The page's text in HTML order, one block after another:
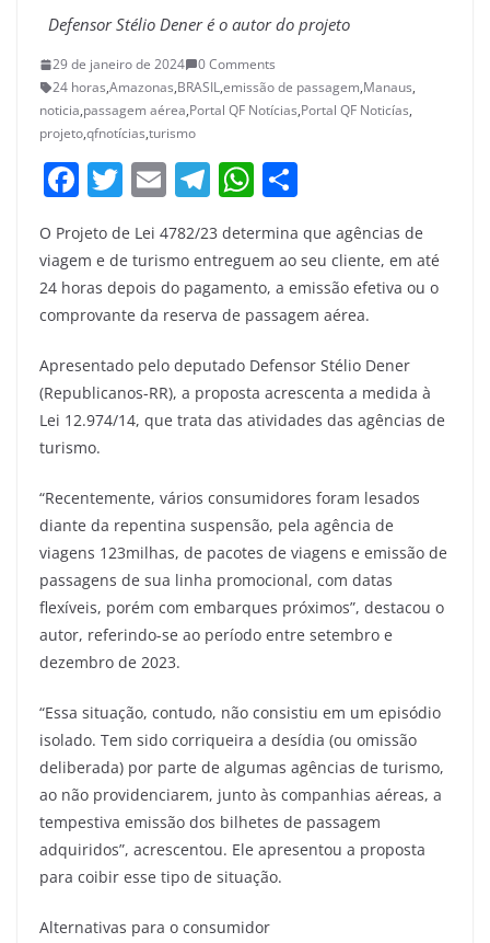
Defensor Stélio Dener é o autor do projeto
29 de janeiro de 2024
0 Comments
24 horas,Amazonas,BRASIL,emissão de passagem,Manaus,
noticia,passagem aérea,Portal QF Notícias,Portal QF Noticías,
projeto,qfnotícias,turismo
F
a
c
e
b
o
o
k
T
itt
er
E
ai
l
T
el
e
gr
a
m
W
at
s
A
p
p
ar
e
O Projeto de Lei 4782/23 determina que agências de
viagem e de turismo entreguem ao seu cliente, em até
24 horas depois do pagamento, a emissão efetiva ou o
comprovante da reserva de passagem aérea.
Apresentado pelo deputado Defensor Stélio Dener
(Republicanos-RR), a proposta acrescenta a medida à
Lei 12.974/14, que trata das atividades das agências de
turismo.
“Recentemente, vários consumidores foram lesados
diante da repentina suspensão, pela agência de
viagens 123milhas, de pacotes de viagens e emissão de
passagens de sua linha promocional, com datas
flexíveis, porém com embarques próximos”, destacou o
autor, referindo-se ao período entre setembro e
dezembro de 2023.
“Essa situação, contudo, não consistiu em um episódio
isolado. Tem sido corriqueira a desídia (ou omissão
deliberada) por parte de algumas agências de turismo,
ao não providenciarem, junto às companhias aéreas, a
tempestiva emissão dos bilhetes de passagem
adquiridos”, acrescentou. Ele apresentou a proposta
para coibir esse tipo de situação.
Alternativas para o consumidor